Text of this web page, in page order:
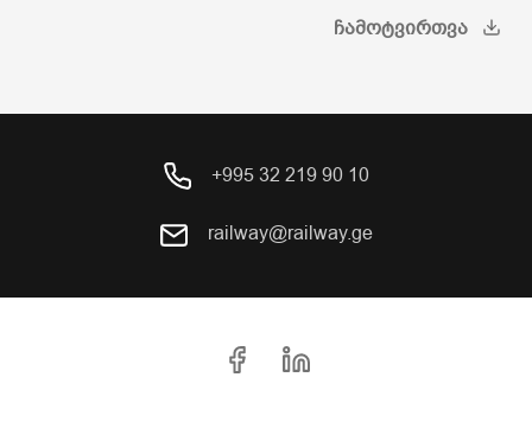
ᲩᲐᲛᲝᲢᲕᲘᲠᲗᲕᲐ
+995 32 219 90 10
railway@railway.ge